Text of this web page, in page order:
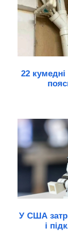
22 кумедні
У США
і